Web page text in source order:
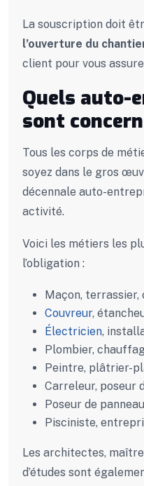
La souscription doit
l’ouverture du
client pour vous
Quels auto-
sont
Tous les corps de
soyez dans le gros
décennale auto-
activité.
Voici les métiers les
l’obligation :
Maçon,
Couvreur,
Électricien,
Plombier,
Peintre, plâtrier-
Carreleur, poseur
Poseur de
Pisciniste,
Les architectes,
d’études sont